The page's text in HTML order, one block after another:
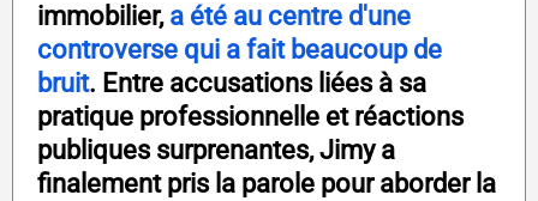
immobilier, a été au centre d'une
controverse qui a fait beaucoup de
bruit. Entre accusations liées à sa
pratique professionnelle et réactions
publiques surprenantes, Jimy a
finalement pris la parole pour aborder la